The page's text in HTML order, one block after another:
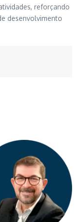
reforçando
desenvolvimento